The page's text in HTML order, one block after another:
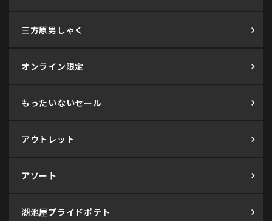
三方原男しゃく
オンライン限定
もったいないセール
アウトレット
アソート
湖池屋プライドポテト